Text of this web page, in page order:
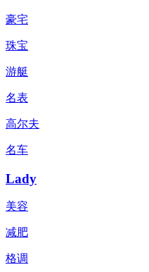
豪宅
珠宝
游艇
名表
高尔夫
名车
Lady
美容
减肥
格调